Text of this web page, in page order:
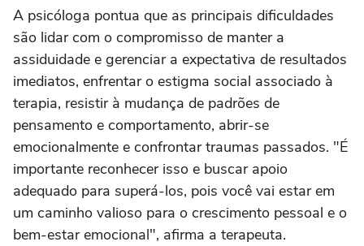
A psicóloga pontua que as principais dificuldades
são lidar com o compromisso de manter a
assiduidade e gerenciar a expectativa de resultados
imediatos, enfrentar o estigma social associado à
terapia, resistir à mudança de padrões de
pensamento e comportamento, abrir-se
emocionalmente e confrontar traumas passados. "É
importante reconhecer isso e buscar apoio
adequado para superá-los, pois você vai estar em
um caminho valioso para o crescimento pessoal e o
bem-estar emocional", afirma a terapeuta.